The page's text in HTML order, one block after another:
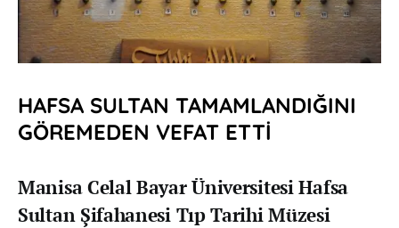
HAFSA SULTAN TAMAMLANDIĞINI
GÖREMEDEN VEFAT ETTİ
Manisa Celal Bayar Üniversitesi Hafsa
Sultan Şifahanesi Tıp Tarihi Müzesi